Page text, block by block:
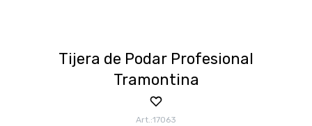
Tijera de Podar Profesional
Tramontina
17063